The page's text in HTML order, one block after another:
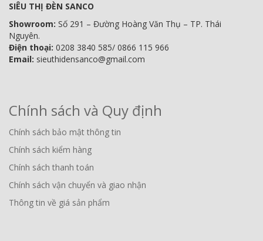
SIÊU THỊ ĐÈN SANCO
Showroom: Số 291 – Đường Hoàng Văn Thụ – TP. Thái
Nguyên.
Điện thoại: 0208 3840 585/ 0866 115 966
Email: sieuthidensanco@gmail.com
Chính sách và Quy định
Chính sách bảo mật thông tin
Chính sách kiểm hàng
Chính sách thanh toán
Chính sách vận chuyển và giao nhận
Thông tin về giá sản phẩm